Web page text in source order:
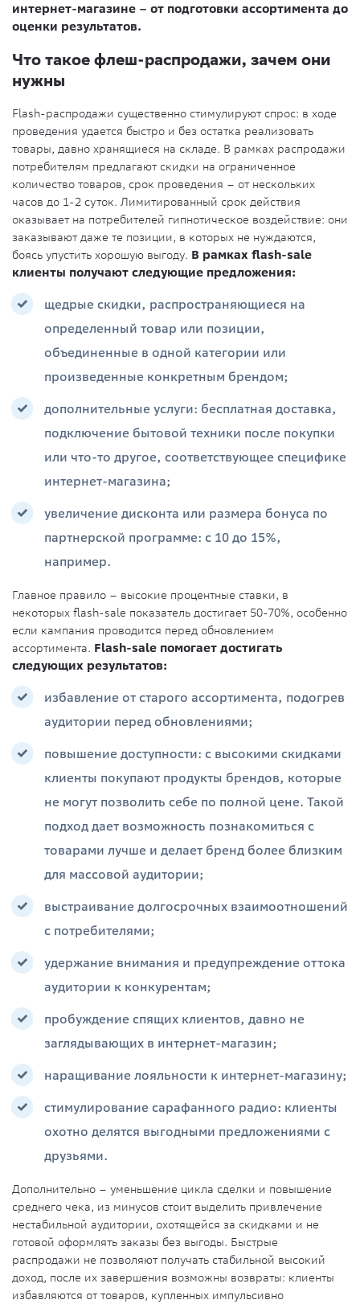
интернет-магазине – от подготовки ассортимента до
оценки результатов.
Что такое флеш-распродажи, зачем они
нужны
Flash-распродажи существенно стимулируют спрос: в ходе
проведения удается быстро и без остатка реализовать
товары, давно хранящиеся на складе. В рамках распродажи
потребителям предлагают скидки на ограниченное
количество товаров, срок проведения – от нескольких
часов до 1-2 суток. Лимитированный срок действия
оказывает на потребителей гипнотическое воздействие: они
заказывают даже те позиции, в которых не нуждаются,
боясь упустить хорошую выгоду. В рамках flash-sale
клиенты получают следующие предложения:
щедрые скидки, распространяющиеся на
определенный товар или позиции,
объединенные в одной категории или
произведенные конкретным брендом;
дополнительные услуги: бесплатная доставка,
подключение бытовой техники после покупки
или что-то другое, соответствующее специфике
интернет-магазина;
увеличение дисконта или размера бонуса по
партнерской программе: с 10 до 15%,
например.
Главное правило – высокие процентные ставки, в
некоторых flash-sale показатель достигает 50-70%, особенно
если кампания проводится перед обновлением
ассортимента. Flash-sale помогает достигать
следующих результатов:
избавление от старого ассортимента, подогрев
аудитории перед обновлениями;
повышение доступности: с высокими скидками
клиенты покупают продукты брендов, которые
не могут позволить себе по полной цене. Такой
подход дает возможность познакомиться с
товарами лучше и делает бренд более близким
для массовой аудитории;
выстраивание долгосрочных взаимоотношений
с потребителями;
удержание внимания и предупреждение оттока
аудитории к конкурентам;
пробуждение спящих клиентов, давно не
заглядывающих в интернет-магазин;
наращивание лояльности к интернет-магазину;
стимулирование сарафанного радио: клиенты
охотно делятся выгодными предложениями с
друзьями.
Дополнительно – уменьшение цикла сделки и повышение
среднего чека, из минусов стоит выделить привлечение
нестабильной аудитории, охотящейся за скидками и не
готовой оформлять заказы без выгоды. Быстрые
распродажи не позволяют получать стабильной высокий
доход, после их завершения возможны возвраты: клиенты
избавляются от товаров, купленных импульсивно